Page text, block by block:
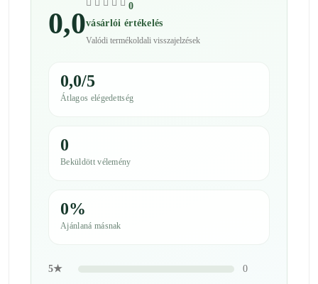
0,0
0
vásárlói értékelés
Valódi termékoldali visszajelzések
0,0/5
Átlagos elégedettség
0
Beküldött vélemény
0%
Ajánlaná másnak
5★ 0